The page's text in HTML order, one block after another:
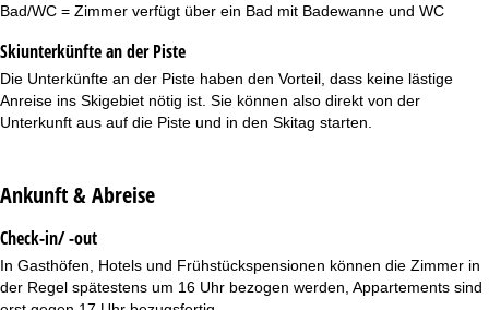
Bad/WC = Zimmer verfügt über ein Bad mit Badewanne und WC
Skiunterkünfte an der Piste
Die Unterkünfte an der Piste haben den Vorteil, dass keine lästige
Anreise ins Skigebiet nötig ist. Sie können also direkt von der
Unterkunft aus auf die Piste und in den Skitag starten.
Ankunft & Abreise
Check-in/ -out
In Gasthöfen, Hotels und Frühstückspensionen können die Zimmer in
der Regel spätestens um 16 Uhr bezogen werden, Appartements sind